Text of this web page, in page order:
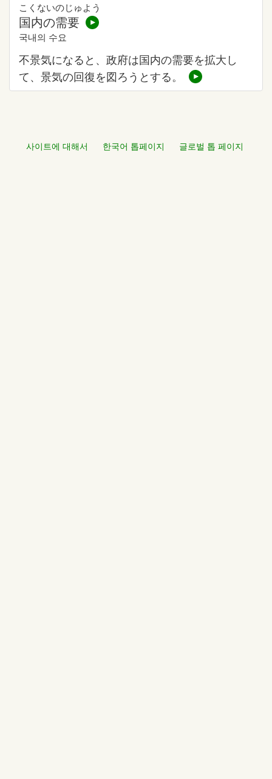
こくないのじゅよう
国内の需要
국내의 수요
不景気になると、政府は国内の需要を拡大し
て、景気の回復を図ろうとする。
사이트에 대해서 한국어 톱페이지 글로벌 톱 페이지